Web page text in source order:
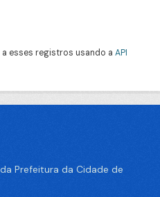
esses registros usando a API
Prefeitura da Cidade de